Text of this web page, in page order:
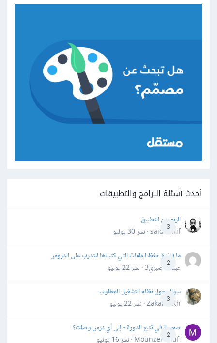
أحدث أسئلة البرامج والتطبيقات
3
الربح من التطبيق
said darif · نشر
30 يوليو
2
ما فائدة حفظ الملفات التي كتبناها للتدرب على الدروس
عبدالله صبري3 · نشر
22 يوليو
3
سؤال حول نظام التشغيل المطلوب
Zakaria Kh · نشر
22 يوليو
2
صعوبة في تتبع الدورة - إلى أي درس وصلت؟
Mounzer Soufi · نشر
16 يونيو